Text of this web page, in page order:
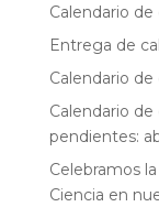
Calendario
Entrega de
Calendario
Calendario
pendientes:
Celebramos
Ciencia en